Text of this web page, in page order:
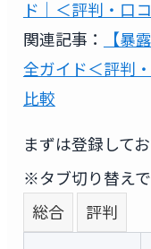
ド｜＜評判・口
関連記事：
【暴
全ガイド＜評判
比較
まずは登録して
※タブ切り替え
総合
評判